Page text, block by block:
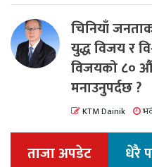
चिनियाँ
युद्ध विजय र
विजयको ८० औं
मनाउनुपर्दछ ?
KTM Dainik
ताजा अपडेट धेरै